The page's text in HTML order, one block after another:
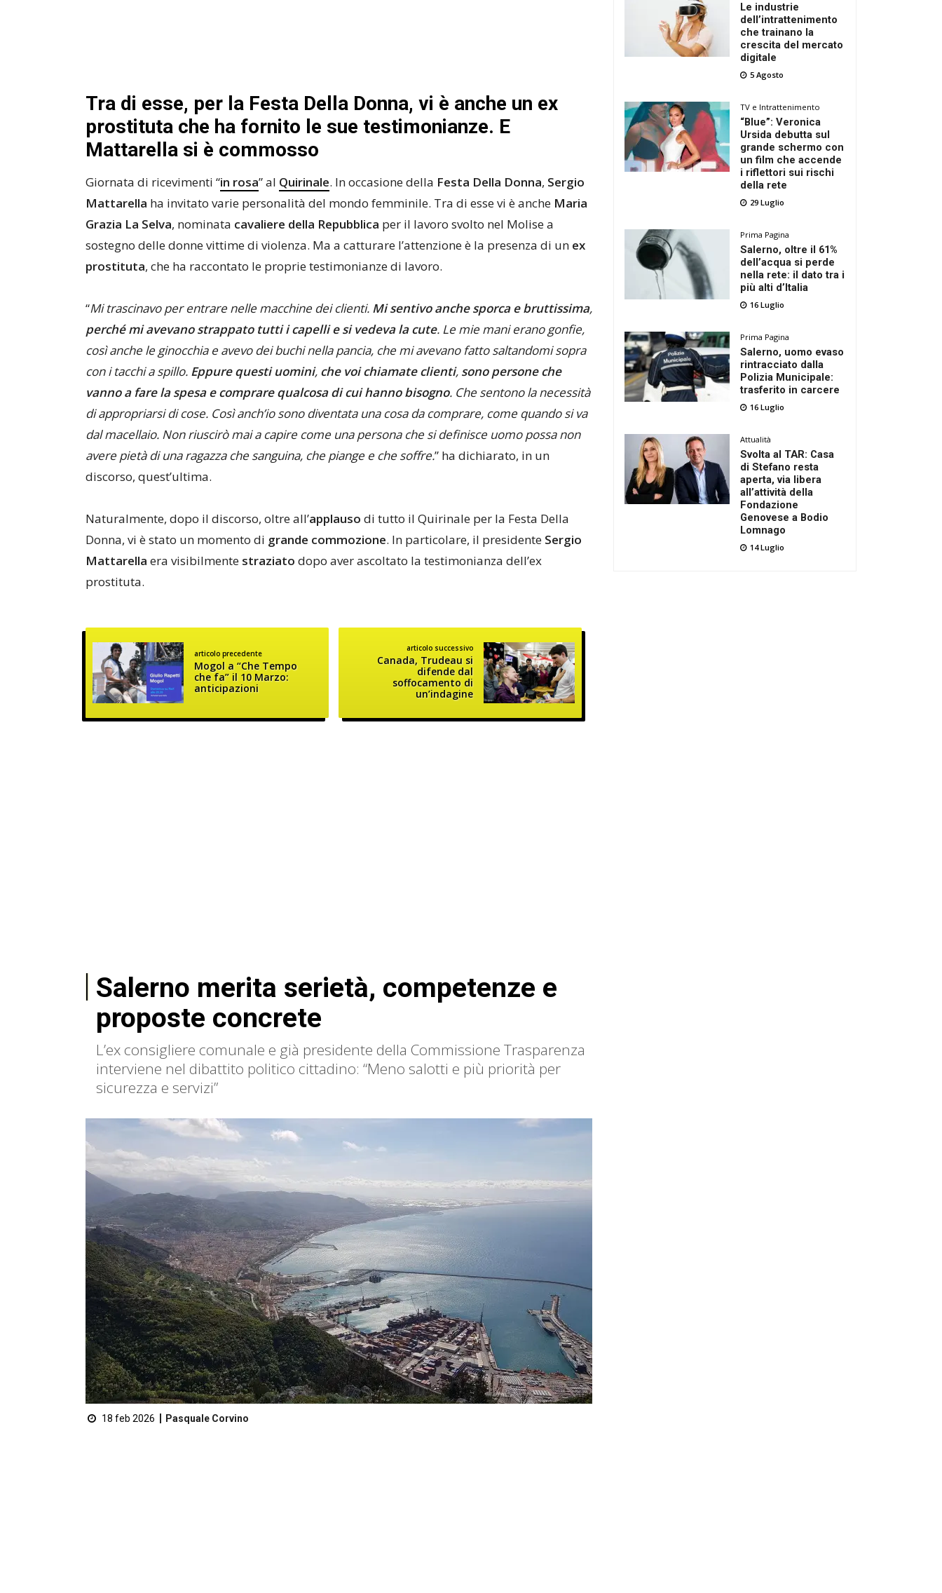
Tra di esse, per la Festa Della Donna, vi è anche un ex
prostituta che ha fornito le sue testimonianze. E
Mattarella si è commosso
Giornata di ricevimenti “in rosa” al Quirinale. In occasione della Festa Della Donna, Sergio
Mattarella ha invitato varie personalità del mondo femminile. Tra di esse vi è anche Maria
Grazia La Selva, nominata cavaliere della Repubblica per il lavoro svolto nel Molise a
sostegno delle donne vittime di violenza. Ma a catturare l’attenzione è la presenza di un ex
prostituta, che ha raccontato le proprie testimonianze di lavoro.
“Mi trascinavo per entrare nelle macchine dei clienti. Mi sentivo anche sporca e bruttissima,
perché mi avevano strappato tutti i capelli e si vedeva la cute. Le mie mani erano gonfie,
così anche le ginocchia e avevo dei buchi nella pancia, che mi avevano fatto saltandomi sopra
con i tacchi a spillo. Eppure questi uomini, che voi chiamate clienti, sono persone che
vanno a fare la spesa e comprare qualcosa di cui hanno bisogno. Che sentono la necessità
di appropriarsi di cose. Così anch’io sono diventata una cosa da comprare, come quando si va
dal macellaio. Non riuscirò mai a capire come una persona che si definisce uomo possa non
avere pietà di una ragazza che sanguina, che piange e che soffre.” ha dichiarato, in un
discorso, quest’ultima.
Naturalmente, dopo il discorso, oltre all’applauso di tutto il Quirinale per la Festa Della
Donna, vi è stato un momento di grande commozione. In particolare, il presidente Sergio
Mattarella era visibilmente straziato dopo aver ascoltato la testimonianza dell’ex
prostituta.
articolo precedente
Mogol a “Che Tempo
che fa” il 10 Marzo:
anticipazioni
articolo successivo
Canada, Trudeau si
difende dal
soffocamento di
un’indagine
Salerno merita serietà, competenze e
proposte concrete
L’ex consigliere comunale e già presidente della Commissione Trasparenza
interviene nel dibattito politico cittadino: “Meno salotti e più priorità per
sicurezza e servizi”
18 feb 2026 Pasquale Corvino
Le industrie
dell’intrattenimento
che trainano la
crescita del mercato
digitale
5 Agosto
TV e Intrattenimento
“Blue”: Veronica
Ursida debutta sul
grande schermo con
un film che accende
i riflettori sui rischi
della rete
29 Luglio
Prima Pagina
Salerno, oltre il 61%
dell’acqua si perde
nella rete: il dato tra i
più alti d’Italia
16 Luglio
Prima Pagina
Salerno, uomo evaso
rintracciato dalla
Polizia Municipale:
trasferito in carcere
16 Luglio
Attualità
Svolta al TAR: Casa
di Stefano resta
aperta, via libera
all’attività della
Fondazione
Genovese a Bodio
Lomnago
14 Luglio